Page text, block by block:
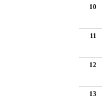
10
11
12
13